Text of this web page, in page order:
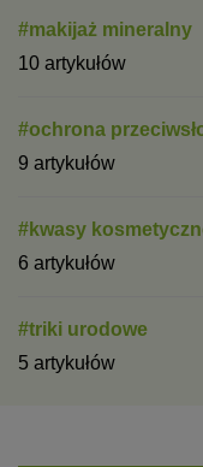
#makijaż mineralny
10 artykułów
#ochrona
9 artykułów
#kwasy
6 artykułów
#triki urodowe
5 artykułów